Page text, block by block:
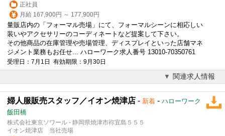
正社員
月給 167,900円 ～ 177,900円
量販店内の「フォーマル売場」にて、フォーマルシーンに相応しい
装いやアクセサリーのコーディネートなど提案して下さい。
その他商品の在庫管理や売場管理、ディスプレイといった店舗マネ
ジメント業務もお任せ... ハローワーク求人番号 13010-70350761
受理日：7月1日 有効期限：9月30日
関連求人情報
婦人服販売スタッフ／イオン焼津店 - 新着 - ハローワーク
飯田橋
株式会社東京ソワール - 静岡県焼津市祢宜島５５５
イオン焼津店 当社売場